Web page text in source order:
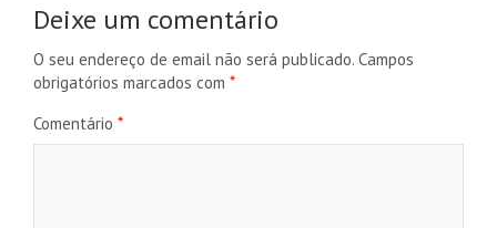
Deixe um comentário
O seu endereço de email não será publicado. Campos
obrigatórios marcados com *
Comentário *